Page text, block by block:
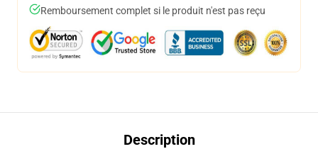
Remboursement complet si le produit n'est pas reçu
Description